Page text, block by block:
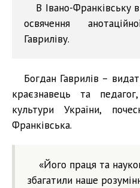
В Івано-Франківську
освячення
Гавриліву.
Богдан Гаврилів –
краєзнавець та
культури України,
Франківська.
«Його праця та
збагатили наше